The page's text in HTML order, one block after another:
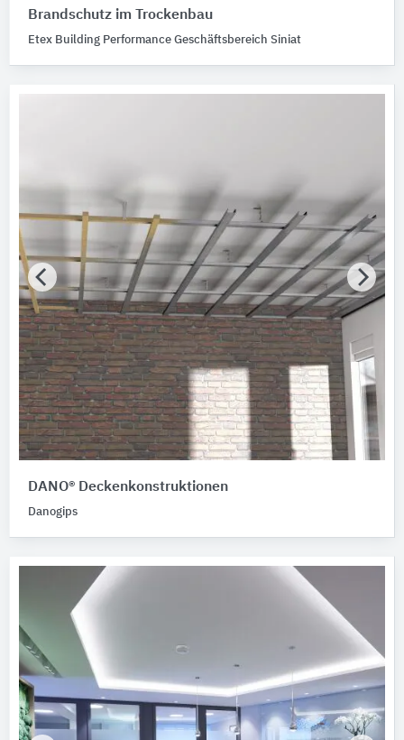
Brandschutz im Trockenbau
Etex Building Performance Geschäftsbereich Siniat
DANO® Deckenkonstruktionen
Danogips